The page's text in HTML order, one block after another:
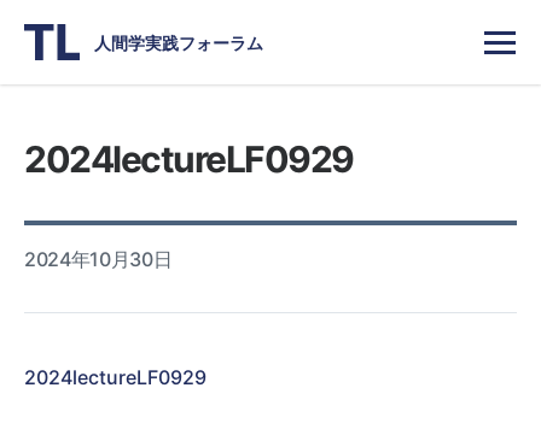
人間学実践フォーラム
2024lectureLF0929
2024年10月30日
2024lectureLF0929